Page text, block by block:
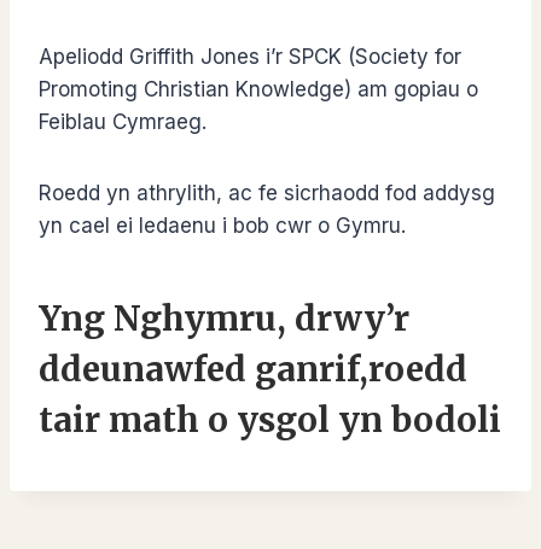
Apeliodd Griffith Jones i’r SPCK (Society for
Promoting Christian Knowledge) am gopiau o
Feiblau Cymraeg.
Roedd yn athrylith, ac fe sicrhaodd fod addysg
yn cael ei ledaenu i bob cwr o Gymru.
Yng Nghymru, drwy’r
ddeunawfed ganrif,roedd
tair math o ysgol yn bodoli